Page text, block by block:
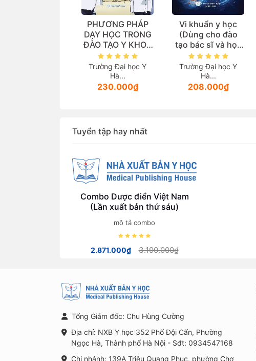
PHƯƠNG PHÁP
DẠY HỌC TRONG
ĐÀO TẠO Y KHOA
DỰA TRÊN NĂNG
LỰC (Tài liệu dành
cho giảng viên
các ngành thuộc
Trường Đại học Y
Hà...
230.000₫
Vi khuẩn y học
(Dùng cho đào
tạo bác sĩ và học
viên sau đại học)
Trường Đại học Y
Hà...
208.000₫
Tuyển tập hay nhất
Combo Dược điển Việt Nam
(Lần xuất bản thứ sáu)
mô tả combo
2.871.000₫ 3.190.000₫
Tổng Giám đốc: Chu Hùng Cường
Địa chỉ: NXB Y học 352 Phố Đội Cấn, Phường
Ngọc Hà, Thành phố Hà Nội - Sđt: 0934547168
Chi nhánh: 139A Triệu Quang Phục, phường Chợ